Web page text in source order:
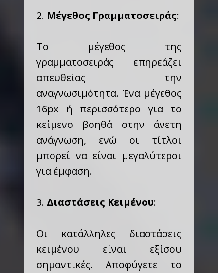
2. Μέγεθος Γραμματοσειράς:
Το μέγεθος της
γραμματοσειράς επηρεάζει
απευθείας την
αναγνωσιμότητα. Ένα μέγεθος
16px ή περισσότερο για το
κείμενο βοηθά στην άνετη
ανάγνωση, ενώ οι τίτλοι
μπορεί να είναι μεγαλύτεροι
για έμφαση.
3. Διαστάσεις Κειμένου:
Οι κατάλληλες διαστάσεις
κειμένου είναι εξίσου
σημαντικές. Αποφύγετε το